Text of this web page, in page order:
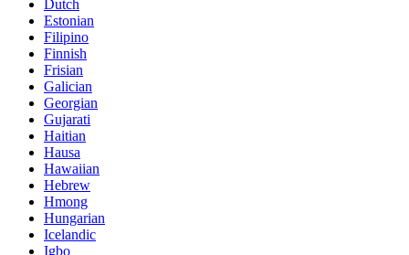
Dutch
Estonian
Filipino
Finnish
Frisian
Galician
Georgian
Gujarati
Haitian
Hausa
Hawaiian
Hebrew
Hmong
Hungarian
Icelandic
Igbo